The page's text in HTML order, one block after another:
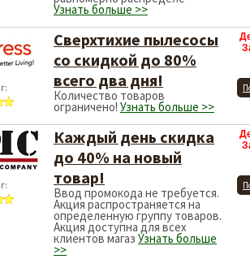
Узнать больше >>
Сверхтихие пылесосы
со скидкой до 80%
всего два дня!
Количество товаров
ограничено! Узнать больше >>
Каждый день скидка
до 40% на новый
товар!
Ввод промокода не требуется.
Акция распространяется на
определенную группу товаров.
Акция доступна для всех
клиентов магаз Узнать больше
>>